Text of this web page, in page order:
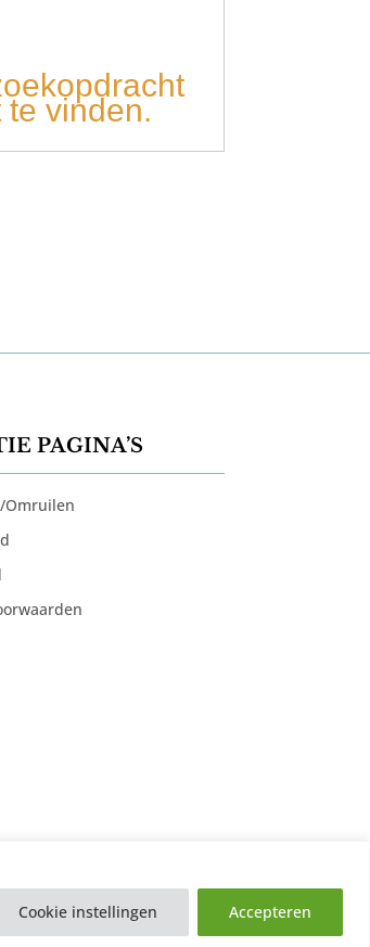
Cookie instellingen Accepteren
vinden.
PAGINA’S
Omruilen